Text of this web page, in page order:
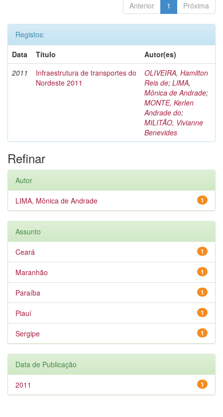
Anterior 1 Próxima
Registos:
Data
Título
Autor(es)
2011
Infraestrutura de transportes do
Nordeste 2011
OLIVEIRA, Hamilton
Reis de; LIMA,
Mônica de Andrade;
MONTE, Kerlen
Andrade do;
MILITÃO, Vivianne
Benevides
Refinar
Autor
1
LIMA, Mônica de Andrade
Assunto
1
Ceará
1
Maranhão
1
Paraíba
1
Piauí
1
Sergipe
Data de Publicação
1
2011